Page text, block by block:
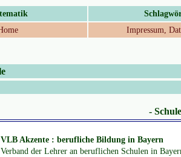
Impressum,
-
VLB Akzente : berufliche Bildung in Bayern
Verband der Lehrer an beruflichen Schulen in